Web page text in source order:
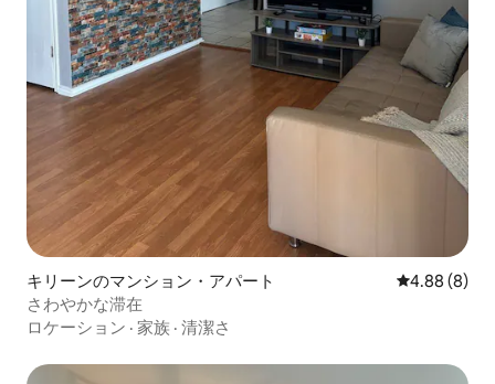
キリーンのマンション・アパート レビュー8件
4.88 (8)
さわやかな滞在
ロケーション · 家族 · 清潔さ